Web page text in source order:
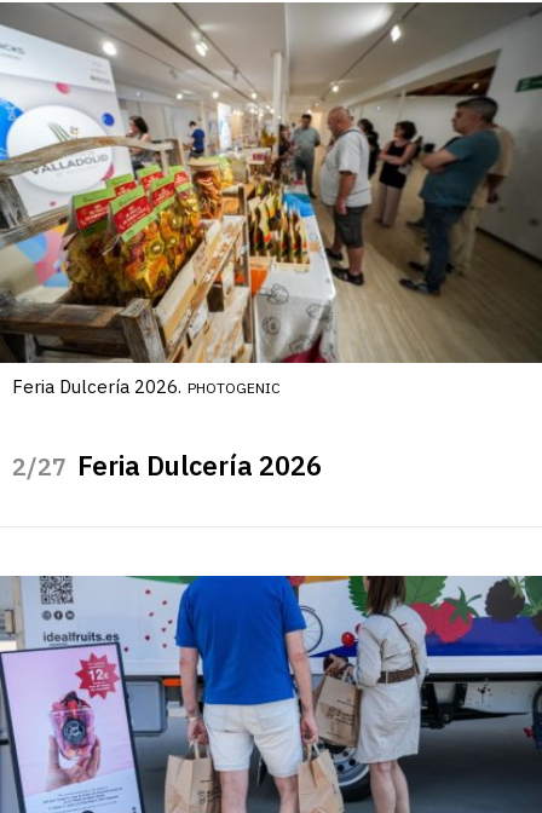
Feria Dulcería 2026. PHOTOGENIC
/27 Feria Dulcería 2026